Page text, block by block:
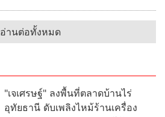
อ่านต่อทั้งหมด
"เจเศรษฐ์" ลงพื้นที่ตลาดบ้านไร่
อุทัยธานี ดับเพลิงไหม้ร้านเครื่อง